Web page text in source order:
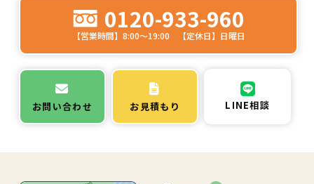
0120-933-960
【営業時間】8:00～19:00 【定休日】日曜日
お問い合わせ お見積もり LINE相談